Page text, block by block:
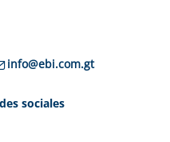
info@ebi.com.gt
sociales